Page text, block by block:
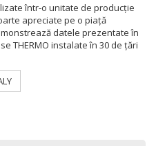
într-o unitate de producție
apreciate pe o piață
datele prezentate în
THERMO instalate în 30 de țări